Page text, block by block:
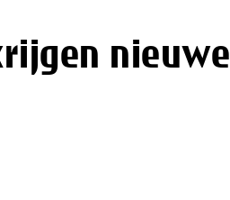
nieuwe